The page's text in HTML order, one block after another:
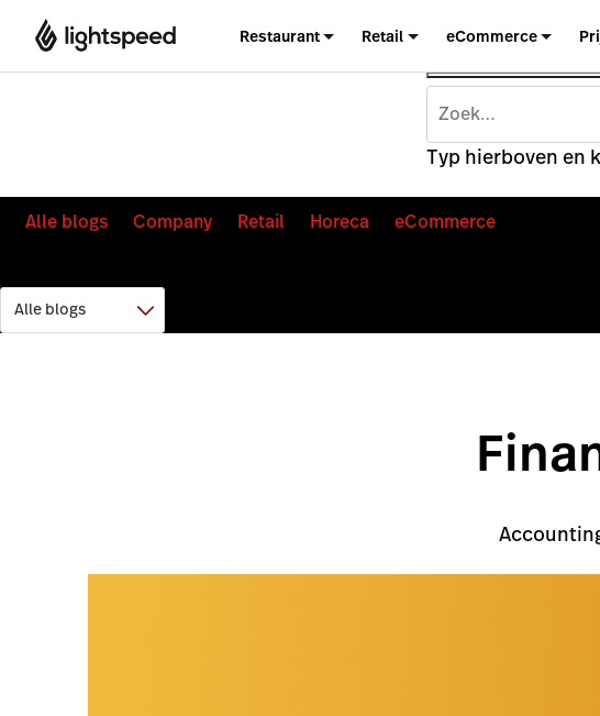
Restaurant Retail eCommerce
Typ hierboven en
Alle blogs Company Retail Horeca eCommerce